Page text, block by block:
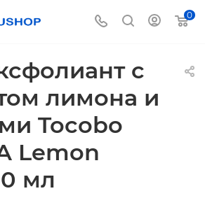
0
с
лимона и
Tocobo
Lemon
мл